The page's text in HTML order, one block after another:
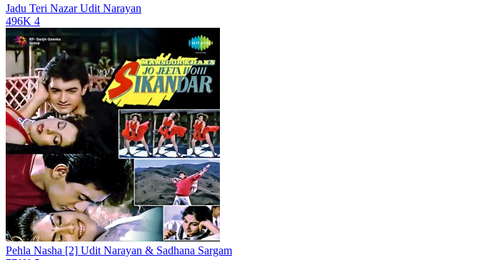
Jadu Teri Nazar Udit Narayan
496K 4
Pehla Nasha [2] Udit Narayan & Sadhana Sargam